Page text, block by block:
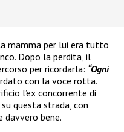
mamma per lui era tutto
Dopo la perdita, il
per ricordarla: “Ogni
con la voce rotta.
l’ex concorrente di
questa strada, con
davvero bene.